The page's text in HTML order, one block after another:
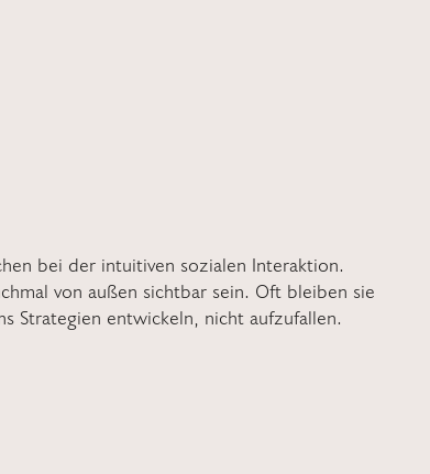
bei der intuitiven sozialen Interaktion.
von außen sichtbar sein. Oft bleiben sie
Strategien entwickeln, nicht aufzufallen.